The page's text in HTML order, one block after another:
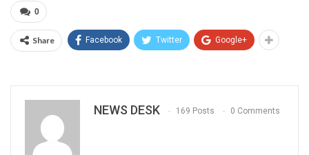
0
Share Facebook Twitter Google+
NEWS DESK 169 Posts 0 Comments